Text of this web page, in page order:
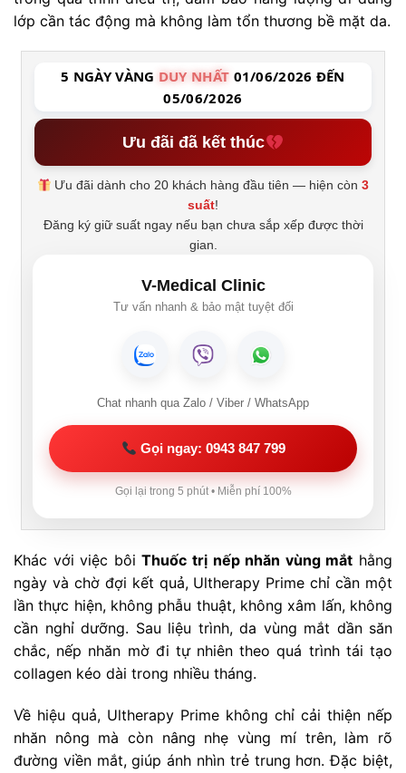
lớp cần tác động mà không làm tổn thương bề mặt da.
5 NGÀY VÀNG DUY NHẤT 01/06/2026 ĐẾN
05/06/2026
Ưu đãi đã kết thúc
Ưu đãi dành cho 20 khách hàng đầu tiên — hiện còn3
suất!
Đăng ký giữ suất ngay nếu bạn chưa sắp xếp được thời
gian.
V-Medical Clinic
Tư vấn nhanh & bảo mật tuyệt đối
Chat nhanh qua Zalo / Viber / WhatsApp
Gọi ngay: 0943 847 799
Gọi lại trong 5 phút • Miễn phí 100%
Khác với việc bôiThuốc trị nếp nhăn vùng mắt hằng
ngày và chờ đợi kết quả, Ultherapy Prime chỉ cần một
lần thực hiện, không phẫu thuật, không xâm lấn, không
cần nghỉ dưỡng. Sau liệu trình, da vùng mắt dần săn
chắc, nếp nhăn mờ đi tự nhiên theo quá trình tái tạo
collagen kéo dài trong nhiều tháng.
Về hiệu quả, Ultherapy Prime không chỉ cải thiện nếp
nhăn nông mà còn nâng nhẹ vùng mí trên, làm rõ
đường viền mắt, giúp ánh nhìn trẻ trung hơn. Đặc biệt,